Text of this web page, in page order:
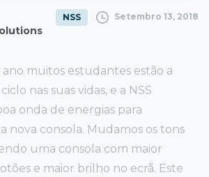
NSS Setembro 13, 2018
muitos estudantes estão a
nas suas vidas, e a NSS
onda de energias para
nova consola. Mudamos os tons
uma consola com maior
e maior brilho no ecrã. Este